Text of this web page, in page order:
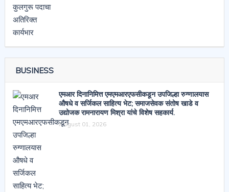
BUSINESS
एमआर दिनानिमित्त एमएमआरएफसीकडून उपजिल्हा रुग्णालयास
औषधे व सर्जिकल साहित्य भेट; समाजसेवक संतोष खाडे व
उद्योजक रामनारायण मिश्रा यांचे विशेष सहकार्य.
August 01, 2026